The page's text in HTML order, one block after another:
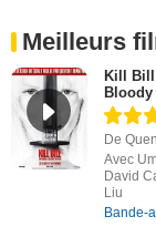
Meilleurs
Kill
De
Avec
David
Liu
Bande-